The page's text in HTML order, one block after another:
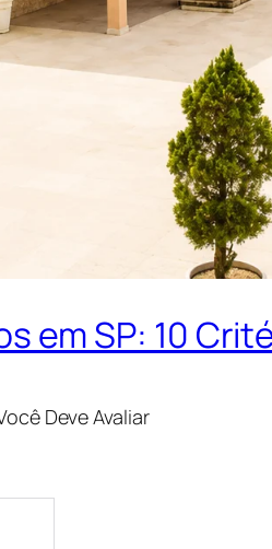
em SP: 10
Deve Avaliar